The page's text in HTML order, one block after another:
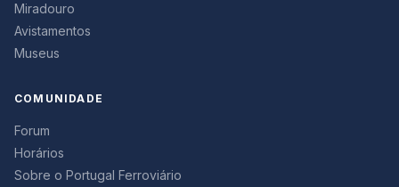
Miradouro
Avistamentos
Museus
COMUNIDADE
Forum
Horários
Sobre o Portugal Ferroviário